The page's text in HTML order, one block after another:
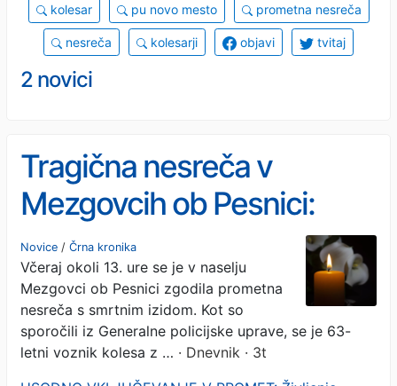
kolesar pu novo mesto prometna nesreča
nesreča kolesarji objavi tvitaj
2 novici
Tragična nesreča v
Mezgovcih ob Pesnici:
trčenje z avtomobilom
usodno za 63-letnega
mopedista
Novice / Črna kronika
Včeraj okoli 13. ure se je v naselju
Mezgovci ob Pesnici zgodila prometna
nesreča s smrtnim izidom. Kot so
sporočili iz Generalne policijske uprave, se je 63-
letni voznik kolesa z … · Dnevnik · 3t